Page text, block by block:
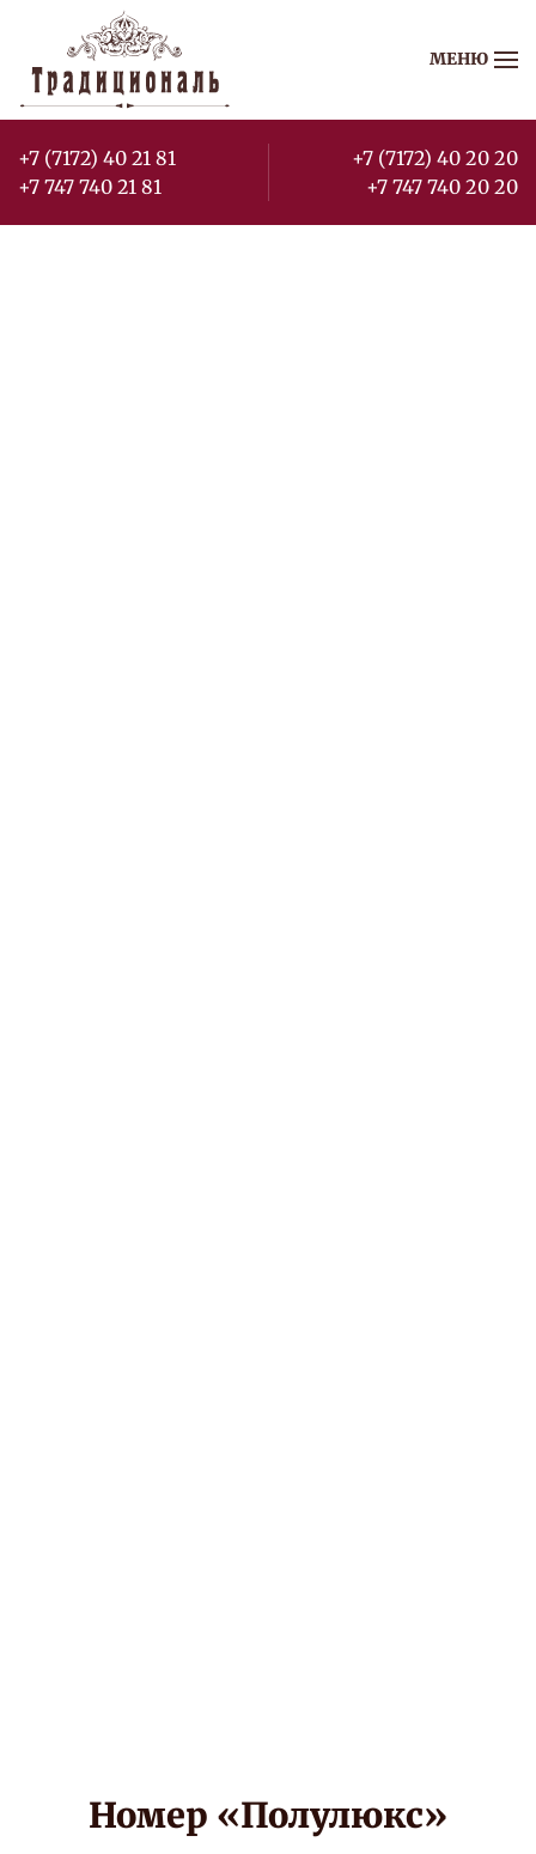
Перейти к содержимому МЕНЮ
+7 (7172) 40 21 81
+7 747 740 21 81
+7 (7172) 40 20 20
+7 747 740 20 20
Номер «Полулюкс»